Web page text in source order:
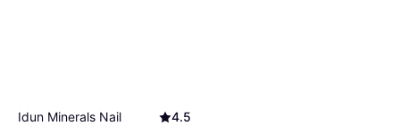
Idun Minerals Nail
4.5